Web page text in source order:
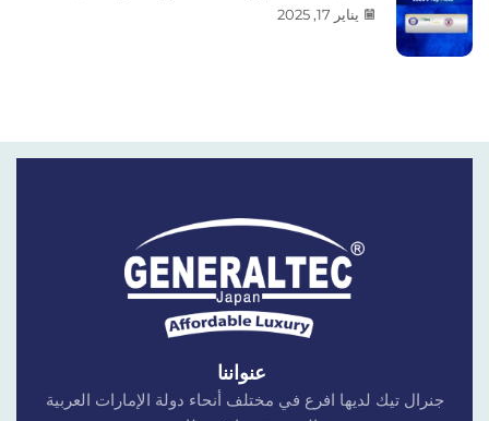
يناير 17, 2025
عنواننا
جنرال تيك لديها افرع في مختلف أنحاء دولة الإمارات العربية